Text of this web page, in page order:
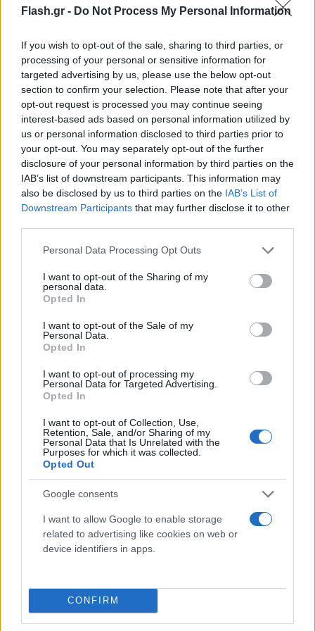
Flash.gr - Do Not Process My Personal Information
If you wish to opt-out of the sale, sharing to third parties, or
processing of your personal or sensitive information for
targeted advertising by us, please use the below opt-out
section to confirm your selection. Please note that after your
opt-out request is processed you may continue seeing
interest-based ads based on personal information utilized by
us or personal information disclosed to third parties prior to
your opt-out. You may separately opt-out of the further
disclosure of your personal information by third parties on the
IAB’s list of downstream participants. This information may
also be disclosed by us to third parties on the IAB’s List of
Downstream Participants that may further disclose it to other
Please note that this website/app uses one or more Google
not limited to your visit or usage behaviour. You may click to
grant or deny consent to Google and its third-party tags to
use your data for below specified purposes in below Google
consent section.
Personal Data Processing Opt Outs
I want to opt-out of the Sharing of my
personal data.
Opted In
I want to opt-out of the Sale of my
Personal Data.
Opted In
I want to opt-out of processing my
Personal Data for Targeted Advertising.
Opted In
I want to opt-out of Collection, Use,
Retention, Sale, and/or Sharing of my
Personal Data that Is Unrelated with the
Purposes for which it was collected.
Opted Out
Google consents
I want to allow Google to enable storage
related to advertising like cookies on web or
device identifiers in apps.
CONFIRM
Επιπλέον και σύμφωνα με τις ίδιες πληροφορίες
φαίνεται πως είναι ειλημμένη απόφαση η
δημιουργία ακόμη μίας τουλάχιστον κλειστής
δομής στηνΚρήτη– πιθανότατα στο Ηράκλειο,
καθώς στο Ρέθυμνο υπάρχουν ισχυρές αντιδράσεις
– προκειμένου να κρατούνται εκεί οι παράτυποι
μετανάστες, που καταφθάνουν από τα παράλια της
Λιβύης.
Για τη συγκεκριμένη πρωτοβουλία, εξάλλου,
μεθαύριο Παρασκευή έχει προγραμματιστεί
σύσκεψη στο Υπουργείο Μετανάστευσης υπό τον
Θάνο Πλεύρη και με τη συμμετοχή του
Περιφερειάρχη Κρήτης,
Σταύρου Αρναουτάκη,
των δημάρχων Ηρακλείου και Ρεθύμνου, αλλά και
του Υπουργού Πολιτικής Προστασίας και
Κλιματικής Κρίσης
υψηλόβαθμο κυβερνητικό στέλεχος επισημαίνει
flash.gr ότι η κυβέρνηση αναμένεται να
ζητήσει επιπρόσθετη οικονομική βοήθεια από την
ΕΕ, ως χώρα πρώτης υποδοχής, που πλήττεται
άμεσα από την…υπερφόρτωση του νότιου
διαδρόμου.
Σύσκεψη στο Μαξίμου για τις επιστροφές
συγκαλεί ο Μητσοτάκης
flash.grτην ερχόμενη Δευτέρα, 14/7 έχει
προγραμματιστεί ευρεία σύσκεψη στο Μέγαρο